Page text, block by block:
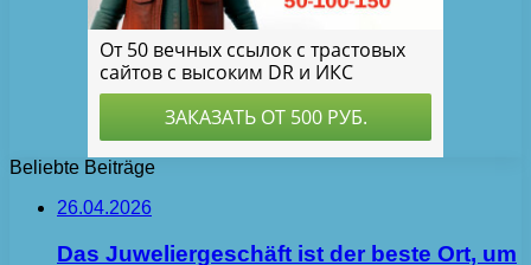
Beliebte Beiträge
26.04.2026
Das Juweliergeschäft ist der beste Ort, um